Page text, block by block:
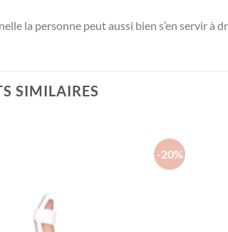
la personne peut aussi bien s’en servir à
SIMILAIRES
-20%